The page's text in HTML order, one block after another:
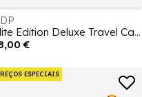
Elite Edition Deluxe Travel Case
€
ESPECIAIS